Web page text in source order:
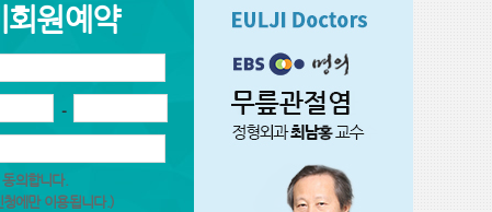
원예약
-
의합니다.
에만 이용됩니다.)